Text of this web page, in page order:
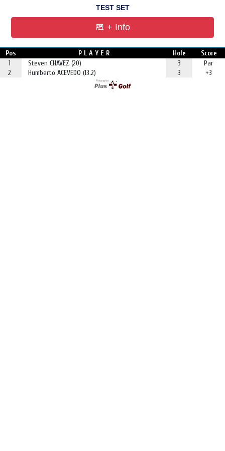
TEST SET
+ Info
Pos P L A Y E R Hole
Score
1
Steven CHAVEZ (20) 3
Par
2
Humberto ACEVEDO (13.2) 3 +3